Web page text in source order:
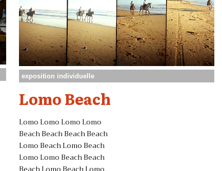
exposition individuelle
Lomo Beach
Lomo Lomo Lomo Lomo
Beach Beach Beach Beach
Lomo Beach Lomo Beach
Lomo Lomo Beach Beach